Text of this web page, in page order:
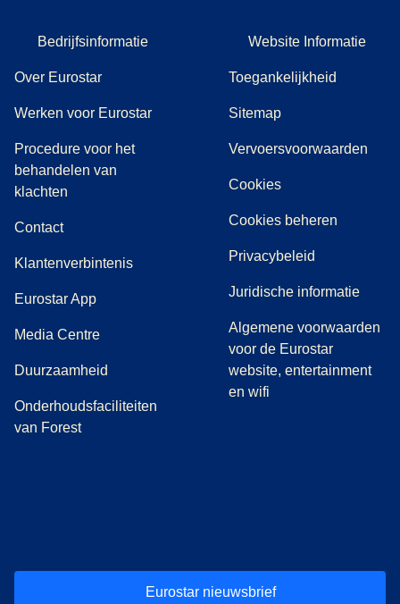
Bedrijfsinformatie
Over Eurostar
Werken voor Eurostar
Procedure voor het
behandelen van
klachten
Contact
Klantenverbintenis
Eurostar App
Media Centre( opent in een nieuwe tab)
Duurzaamheid
Onderhoudsfaciliteiten
van Forest
Website Informatie
Toegankelijkheid
Sitemap
Vervoersvoorwaarden
Cookies
Cookies beheren
Privacybeleid
Juridische informatie
Algemene voorwaarden
voor de Eurostar
website, entertainment
en wifi
Eurostar nieuwsbrief